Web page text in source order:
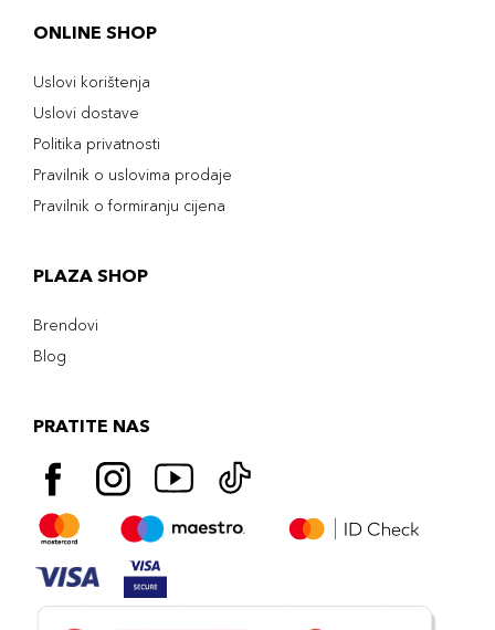
ONLINE SHOP
Uslovi korištenja
Uslovi dostave
Politika privatnosti
Pravilnik o uslovima prodaje
Pravilnik o formiranju cijena
PLAZA SHOP
Brendovi
Blog
PRATITE NAS